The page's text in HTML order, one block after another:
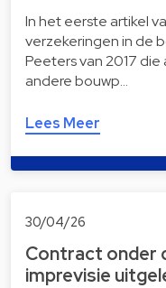
In het eerste artikel
verzekeringen in de
Peeters van 2017
andere bouwp…
Lees Meer
30/04/26
Contract onder
imprevisie